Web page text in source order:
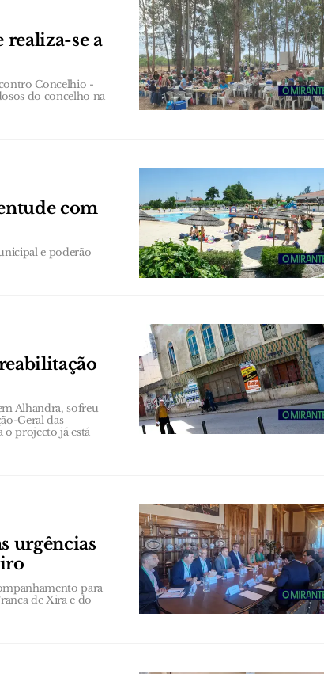
se a
Concelhio -
do concelho na
com
e poderão
Alhandra, sofreu
Geral das
o projecto já está
urgências
para
de Xira e do